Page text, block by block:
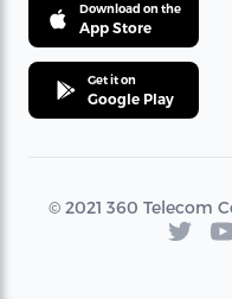
Download on the
App Store
Get it on
Google Play
© 2021 360 Telecom